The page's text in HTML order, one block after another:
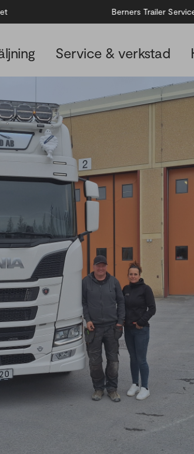
Berners Trailer Service
Service & verkstad